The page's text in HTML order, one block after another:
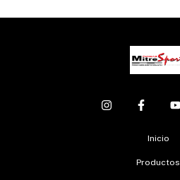
Inicio
Productos